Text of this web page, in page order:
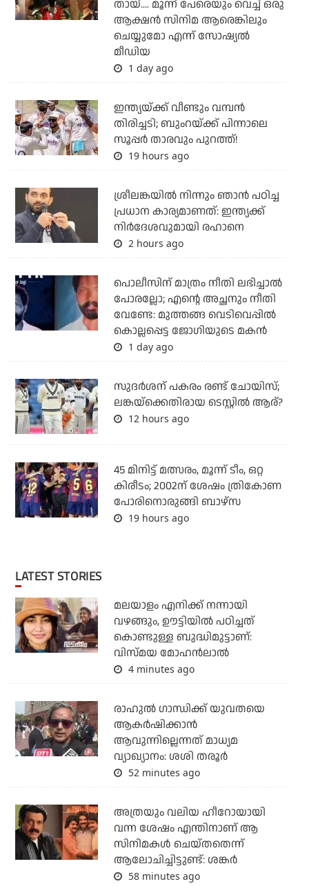
തായ്.... മൂന്ന് പേരെയും വെച്ച് ഒരു
ആക്ഷന്‍ സിനിമ ആരെങ്കിലും
ചെയ്യുമോ എന്ന് സോഷ്യല്‍
മീഡിയ
1 day ago
ഇന്ത്യയ്ക്ക് വീണ്ടും വമ്പന്‍
തിരിച്ചടി; ബുംറയ്ക്ക് പിന്നാലെ
സൂപ്പര്‍ താരവും പുറത്ത്!
19 hours ago
ശ്രീലങ്കയില്‍ നിന്നും ഞാന്‍ പഠിച്ച
പ്രധാന കാര്യമാണത്: ഇന്ത്യക്ക്
നിര്‍ദേശവുമായി രഹാനെ
2 hours ago
പൊലീസിന് മാത്രം നീതി ലഭിച്ചാല്‍
പോരല്ലോ; എന്റെ അച്ഛനും നീതി
വേണ്ടേ: മുത്തങ്ങ വെടിവെപ്പില്‍
കൊല്ലപ്പെട്ട ജോഗിയുടെ മകന്‍
1 day ago
സുദര്‍ശന് പകരം രണ്ട് ചോയിസ്;
ലങ്കയ്‌ക്കെതിരായ ടെസ്റ്റില്‍ ആര്?
12 hours ago
45 മിനിട്ട് മത്സരം, മൂന്ന് ടീം, ഒറ്റ
കിരീടം; 2002ന് ശേഷം ത്രികോണ
പോരിനൊരുങ്ങി ബാഴ്‌സ
19 hours ago
LATEST STORIES
മലയാളം എനിക്ക് നന്നായി
വഴങ്ങും, ഊട്ടിയില്‍ പഠിച്ചത്
കൊണ്ടുള്ള ബുദ്ധിമുട്ടാണ്:
വിസ്മയ മോഹന്‍ലാല്‍
4 minutes ago
രാഹുല്‍ ഗാന്ധിക്ക് യുവതയെ
ആകര്‍ഷിക്കാന്‍
ആവുന്നില്ലെന്നത് മാധ്യമ
വ്യാഖ്യാനം: ശശി തരൂര്‍
52 minutes ago
അത്രയും വലിയ ഹീറോയായി
വന്ന ശേഷം എന്തിനാണ് ആ
സിനിമകള്‍ ചെയ്തതെന്ന്
ആലോചിച്ചിട്ടുണ്ട്: ശങ്കര്‍
58 minutes ago